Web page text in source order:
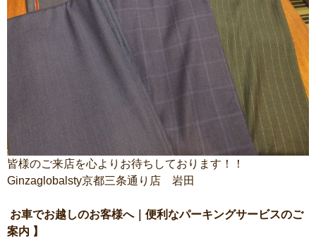
皆様のご来店を心よりお待ちしております！！
Ginzaglobalsty京都三条通り店 岩田
お車でお越しのお客様へ｜便利なパーキングサービスのご
案内 】